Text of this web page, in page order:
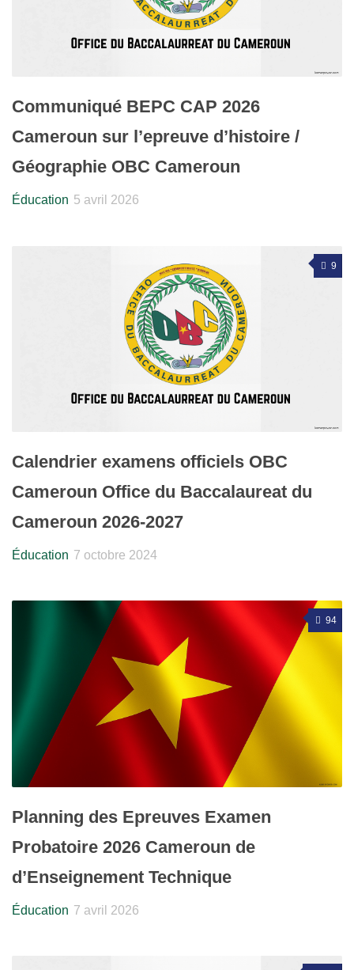
Communiqué BEPC CAP 2026
Cameroun sur l’epreuve d’histoire /
Géographie OBC Cameroun
Éducation 5 avril 2026
9
Calendrier examens officiels OBC
Cameroun Office du Baccalaureat du
Cameroun 2026-2027
Éducation 7 octobre 2024
94
Planning des Epreuves Examen
Probatoire 2026 Cameroun de
d’Enseignement Technique
Éducation 7 avril 2026